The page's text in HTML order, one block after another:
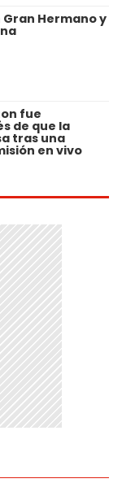
Gran Hermano y
fue
de que la
tras una
en vivo